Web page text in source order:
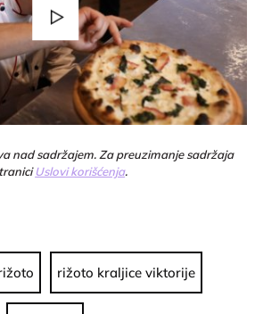
Play
Video
nad sadržajem. Za preuzimanje sadržaja
Uslovi korišćenja.
rižoto kraljice viktorije